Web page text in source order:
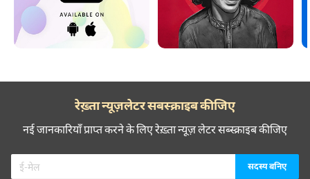
रेख़्ता न्यूज़लेटर सबस्क्राइब कीजिए
नई जानकारियाँ प्राप्त करने के लिए रेख़्ता न्यूज़ लेटर सब्स्क्राइब कीजिए